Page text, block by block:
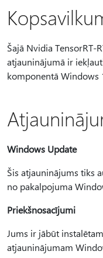
Šajā Nvidia TensorRT-
atjauninājumā ir
komponentā Windows
Windows Update
Šis atjauninājums tiks
no pakalpojuma
Priekšnosacījumi
Jums ir jābūt
atjauninājumam